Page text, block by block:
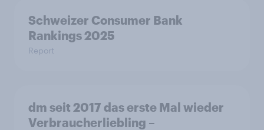
Schweizer Consumer Bank
Rankings 2025
Report
dm seit 2017 das erste Mal wieder
Verbraucherliebling –